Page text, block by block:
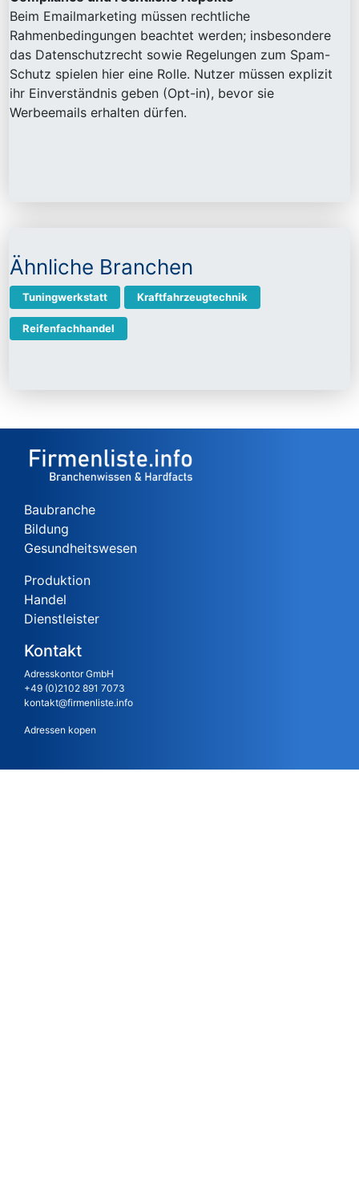
Beim Emailmarketing müssen rechtliche
Rahmenbedingungen beachtet werden; insbesondere
das Datenschutzrecht sowie Regelungen zum Spam-
Schutz spielen hier eine Rolle. Nutzer müssen explizit
ihr Einverständnis geben (Opt-in), bevor sie
Werbeemails erhalten dürfen.
Ähnliche Branchen
Tuningwerkstatt Kraftfahrzeugtechnik
Reifenfachhandel
Baubranche
Bildung
Gesundheitswesen
Produktion
Handel
Dienstleister
Kontakt
Adresskontor GmbH
+49 (0)2102 891 7073
kontakt@firmenliste.info
Adressen kopen